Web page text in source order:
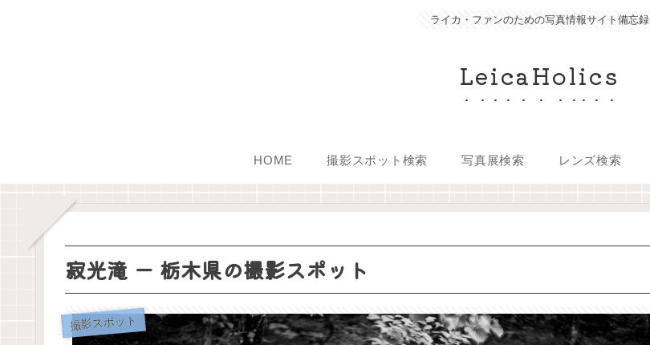
ライカ・ファンのための写真情報サイト備忘録
LeicaHolics
HOME 撮影スポット検索 写真展検索 レンズ検索
寂光滝 ー 栃木県の撮影スポット
撮影スポット